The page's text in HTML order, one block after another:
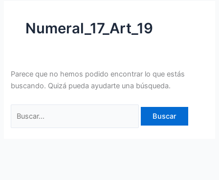
Numeral_17_Art_19
Parece que no hemos podido encontrar lo que estás
buscando. Quizá pueda ayudarte una búsqueda.